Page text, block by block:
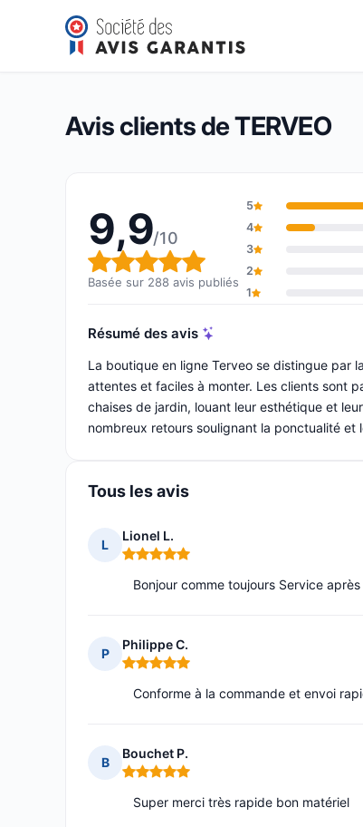
TERVEO
Note globale : 9,9 sur 10
9,9/10(288 avis)
Avis clients de TERVEO
9,9/10
Note globale : 9,9 sur 10
Basée sur 288 avis publiés
5
4
3
2
1
Résumé des avis
La boutique en ligne Terveo se distingue par
attentes et faciles à monter. Les clients sont
chaises de jardin, louant leur esthétique et
nombreux retours soulignant la ponctualité et
Tous les avis
L
Lionel L.
Note : 5 sur 5
Bonjour comme toujours Service
P
Philippe C.
Note : 5 sur 5
Conforme à la commande et envoi
B
Bouchet P.
Note : 5 sur 5
Super merci très rapide bon matériel